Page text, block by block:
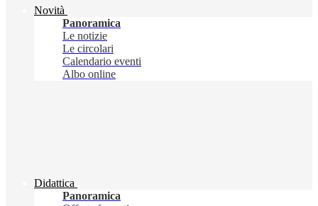
Novità
Panoramica
Le notizie
Le circolari
Calendario eventi
Albo online
Didattica
Panoramica